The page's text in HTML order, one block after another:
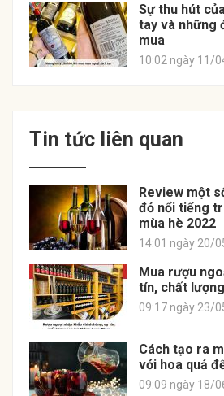
Sự thu hút
tay và những
mua
10:02 ngày 11/
Tin tức liên quan
Review một
đỏ nổi tiếng
mùa hè 2022
14:01 ngày 20/
Mua rượu
tín, chất
09:17 ngày 23/
Cách tạo ra
với hoa quả
09:09 ngày 18/